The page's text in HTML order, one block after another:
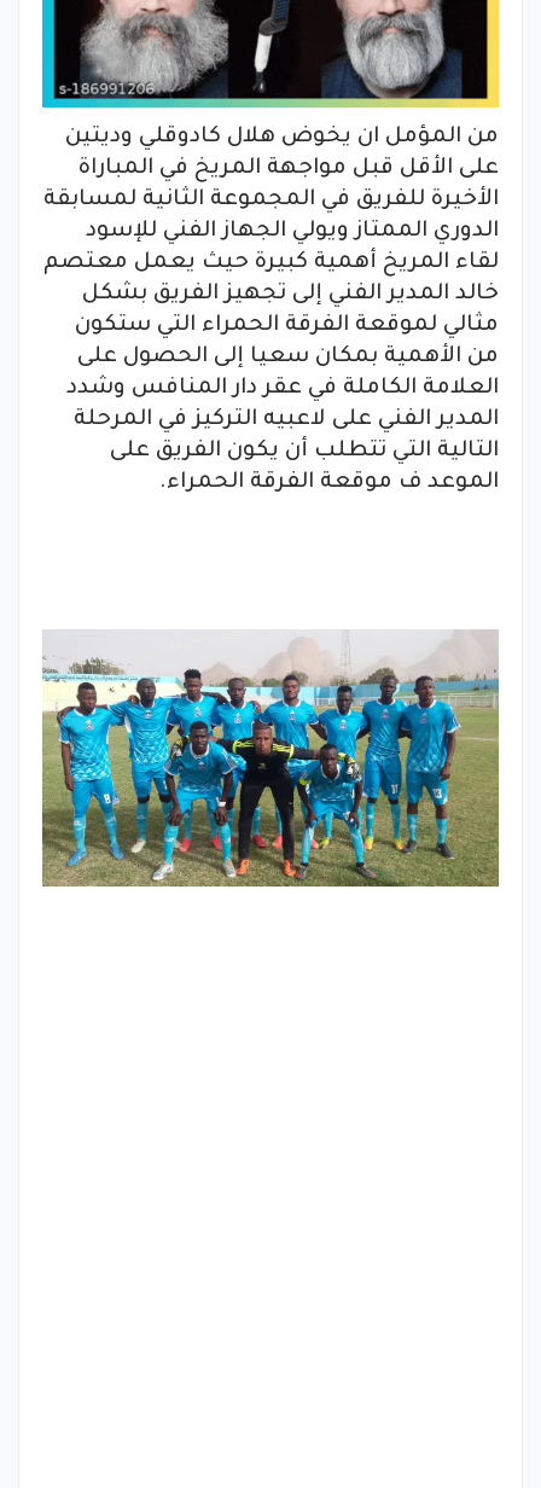
من المؤمل ان يخوض هلال كادوقلي وديتين
على الأقل قبل مواجهة المريخ في المباراة
الأخيرة للفريق في المجموعة الثانية لمسابقة
الدوري الممتاز ويولي الجهاز الفني للإسود
لقاء المريخ أهمية كبيرة حيث يعمل معتصم
خالد المدير الفني إلى تجهيز الفريق بشكل
مثالي لموقعة الفرقة الحمراء التي ستكون
من الأهمية بمكان سعيا إلى الحصول على
العلامة الكاملة في عقر دار المنافس وشدد
المدير الفني على لاعبيه التركيز في المرحلة
التالية التي تتطلب أن يكون الفريق على
الموعد ف موقعة الفرقة الحمراء.